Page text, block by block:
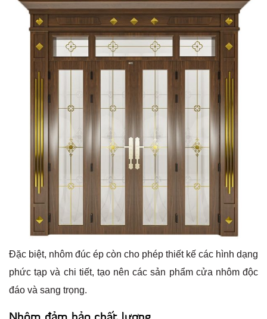
Đặc biệt, nhôm đúc ép còn cho phép thiết kế các hình dạng
phức tạp và chi tiết, tạo nên các sản phẩm cửa nhôm độc
đáo và sang trọng.